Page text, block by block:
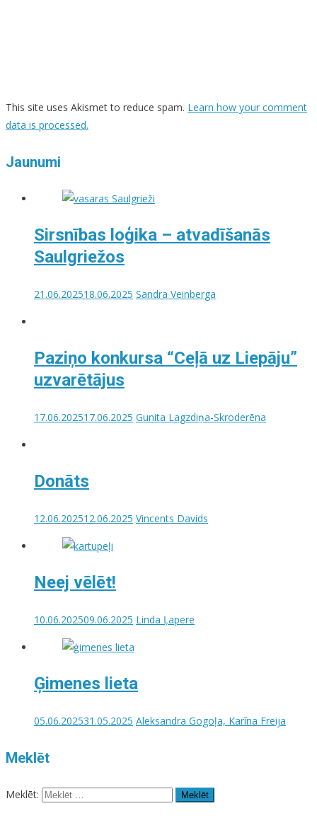
This site uses Akismet to reduce spam. Learn how your comment
data is processed.
Jaunumi
Sirsnības loģika – atvadīšanās
Saulgriežos
21.06.202518.06.2025 Sandra Veinberga
Paziņo konkursa “Ceļā uz Liepāju”
uzvarētājus
17.06.202517.06.2025 Gunita Lagzdiņa-Skroderēna
Donāts
12.06.202512.06.2025 Vincents Davids
Neej vēlēt!
10.06.202509.06.2025 Linda Ļapere
Ģimenes lieta
05.06.202531.05.2025 Aleksandra Gogoļa, Karīna Freija
Meklēt
Meklēt: